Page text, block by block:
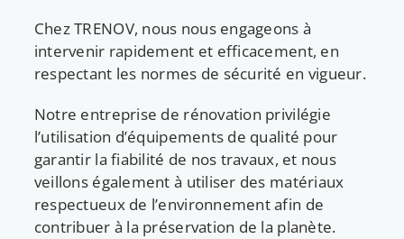
Chez TRENOV, nous nous engageons à
intervenir rapidement et efficacement, en
respectant les normes de sécurité en vigueur.
Notre entreprise de rénovation privilégie
l’utilisation d’équipements de qualité pour
garantir la fiabilité de nos travaux, et nous
veillons également à utiliser des matériaux
respectueux de l’environnement afin de
contribuer à la préservation de la planète.